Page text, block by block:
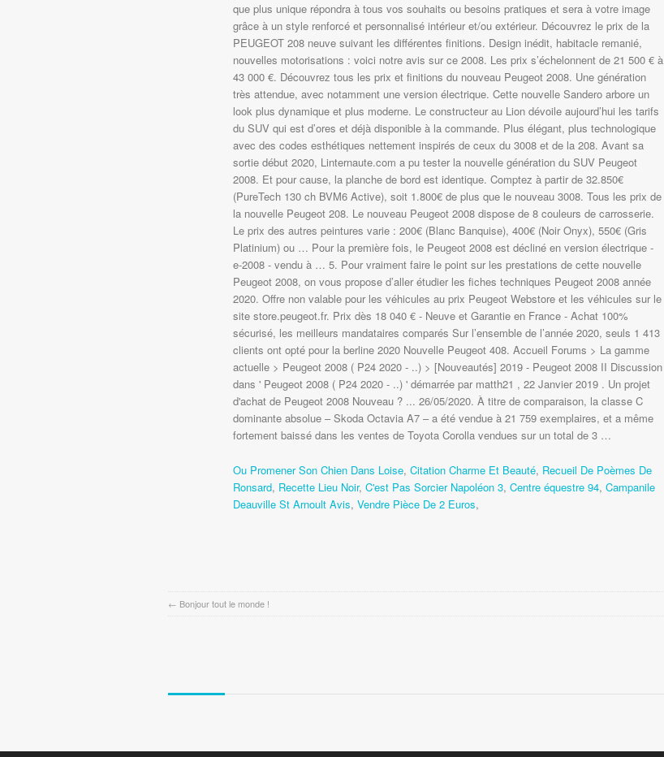
que plus unique répondra à tous vos souhaits ou besoins pratiques et sera à votre image
grâce à un style renforcé et personnalisé intérieur et/ou extérieur. Découvrez le prix de la
PEUGEOT 208 neuve suivant les différentes finitions. Design inédit, habitacle remanié,
nouvelles motorisations : voici notre avis sur ce 2008. Les prix s’échelonnent de 21 500 € à
43 000 €. Découvrez tous les prix et finitions du nouveau Peugeot 2008. Une génération
très attendue, avec notamment une version électrique. Cette nouvelle Sandero arbore un
look plus dynamique et plus moderne. Le constructeur au Lion dévoile aujourd’hui les tarifs
du SUV qui est d’ores et déjà disponible à la commande. Plus élégant, plus technologique
avec des codes esthétiques nettement inspirés de ceux du 3008 et de la 208. Avant sa
sortie début 2020, Linternaute.com a pu tester la nouvelle génération du SUV Peugeot
2008. Et pour cause, la planche de bord est identique. Comptez à partir de 32.850€
(PureTech 130 ch BVM6 Active), soit 1.800€ de plus que le nouveau 3008. Tous les prix de
la nouvelle Peugeot 208. Le nouveau Peugeot 2008 dispose de 8 couleurs de carrosserie.
Le prix des autres peintures varie : 200€ (Blanc Banquise), 400€ (Noir Onyx), 550€ (Gris
Platinium) ou … Pour la première fois, le Peugeot 2008 est décliné en version électrique -
e-2008 - vendu à … 5. Pour vraiment faire le point sur les prestations de cette nouvelle
Peugeot 2008, on vous propose d’aller étudier les fiches techniques Peugeot 2008 année
2020. Offre non valable pour les véhicules au prix Peugeot Webstore et les véhicules sur le
site store.peugeot.fr. Prix dès 18 040 € - Neuve et Garantie en France - Achat 100%
sécurisé, les meilleurs mandataires comparés Sur l’ensemble de l’année 2020, seuls 1 413
clients ont opté pour la berline 2020 Nouvelle Peugeot 408. Accueil Forums > La gamme
actuelle > Peugeot 2008 ( P24 2020 - ..) > [Nouveautés] 2019 - Peugeot 2008 II Discussion
dans ' Peugeot 2008 ( P24 2020 - ..) ' démarrée par matth21 , 22 Janvier 2019 . Un projet
d'achat de Peugeot 2008 Nouveau ? ... 26/05/2020. À titre de comparaison, la classe C
dominante absolue – Skoda Octavia A7 – a été vendue à 21 759 exemplaires, et a même
fortement baissé dans les ventes de Toyota Corolla vendues sur un total de 3 …
Ou Promener Son Chien Dans Loise, Citation Charme Et Beauté, Recueil De Poèmes De
Ronsard, Recette Lieu Noir, C'est Pas Sorcier Napoléon 3, Centre équestre 94, Campanile
Deauville St Arnoult Avis, Vendre Pièce De 2 Euros,
← Bonjour tout le monde !